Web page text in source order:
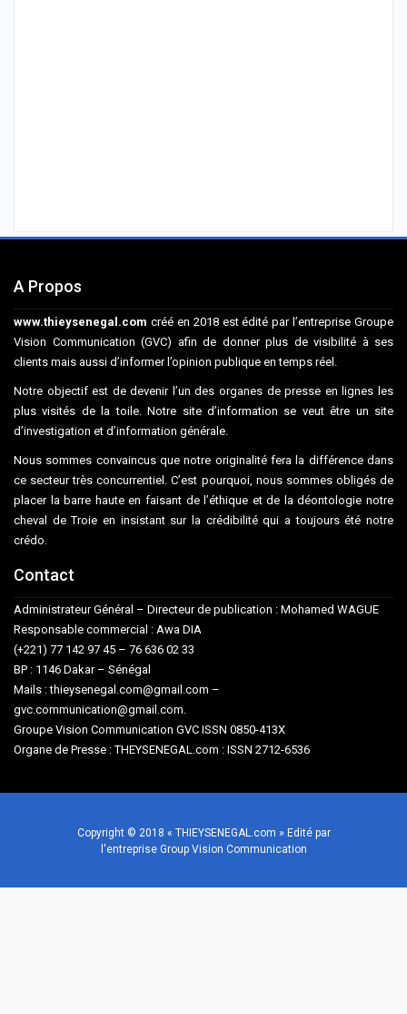
A Propos
www.thieysenegal.com créé en 2018 est édité par l’entreprise Groupe
Vision Communication (GVC) afin de donner plus de visibilité à ses
clients mais aussi d’informer l’opinion publique en temps réel.
Notre objectif est de devenir l’un des organes de presse en lignes les
plus visités de la toile. Notre site d’information se veut être un site
d’investigation et d’information générale.
Nous sommes convaincus que notre originalité fera la différence dans
ce secteur très concurrentiel. C’est pourquoi, nous sommes obligés de
placer la barre haute en faisant de l’éthique et de la déontologie notre
cheval de Troie en insistant sur la crédibilité qui a toujours été notre
crédo.
Contact
Administrateur Général – Directeur de publication : Mohamed WAGUE
Responsable commercial : Awa DIA
(+221) 77 142 97 45 – 76 636 02 33
BP : 1146 Dakar – Sénégal
Mails : thieysenegal.com@gmail.com –
gvc.communication@gmail.com.
Groupe Vision Communication GVC ISSN 0850-413X
Organe de Presse : THEYSENEGAL.com : ISSN 2712-6536
Copyright © 2018 « THIEYSENEGAL.com » Edité par
l'entreprise Group Vision Communication